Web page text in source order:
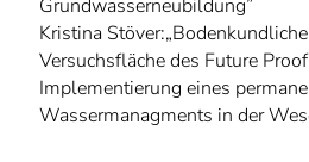
Grundwasserneubildung”
Kristina
Versuchsfläche des Future
Implementierung eines
Wassermanagments in der